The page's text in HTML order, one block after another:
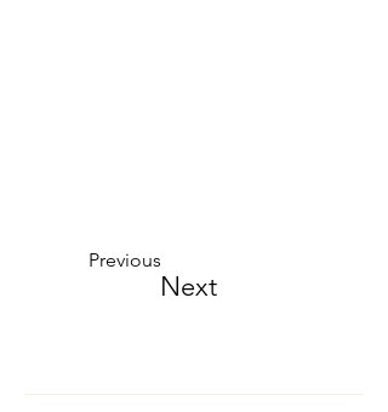
Next
Previous